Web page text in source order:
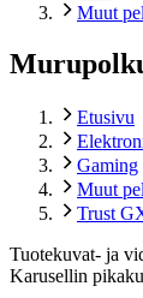
Muut
Etusivu
Gaming
Muut
Trust
Tuotekuvat- ja
Karusellin